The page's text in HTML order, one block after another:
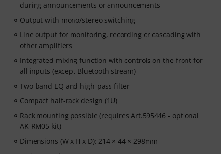
during announcements or announcements
Output with mono/stereo switching
Line output for monitoring, recording or cascading with
other amplifiers
Integrated mixing function with controls on the front for
all inputs (except Bluetooth stream)
Two-band EQ and high-pass filter
Compact half-rack design (1U)
Rack mounting possible (requires Art.595446 - optional
AK-RM05 kit)
Dimensions (W x H x D): 214 × 44 × 298mm